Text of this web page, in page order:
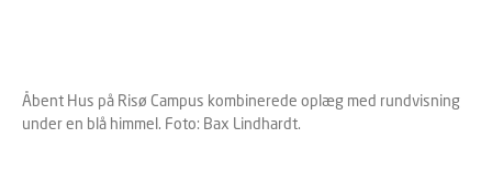
Åbent Hus på Risø Campus kombinerede oplæg med rundvisning
under en blå himmel. Foto: Bax Lindhardt.